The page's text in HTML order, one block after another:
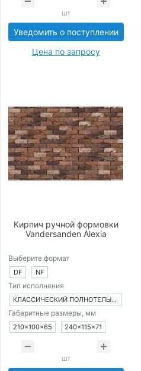
шт
Уведомить о поступлении
Цена по запросу
Кирпич ручной формовки
Vandersanden Alexia
Выберите формат
DF NF
Тип исполнения
КЛАССИЧЕСКИЙ ПОЛНОТЕЛЫЙ КИРПИЧ
Габаритные размеры, мм
210×100×65 240×115×71
шт